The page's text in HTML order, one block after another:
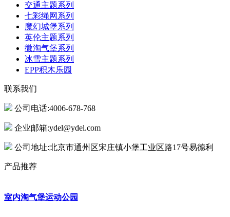
交通主题系列
七彩绳网系列
魔幻城堡系列
英伦主题系列
微淘气堡系列
冰雪主题系列
EPP积木乐园
联系我们
公司电话:4006-678-768
企业邮箱:ydel@ydel.com
公司地址:北京市通州区宋庄镇小堡工业区路17号易德利
产品推荐
室内淘气堡运动公园